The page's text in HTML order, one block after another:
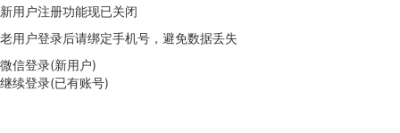
新用户注册功能现已关闭
老用户登录后请绑定手机号，避免数据丢失
微信登录(新用户)
继续登录(已有账号)